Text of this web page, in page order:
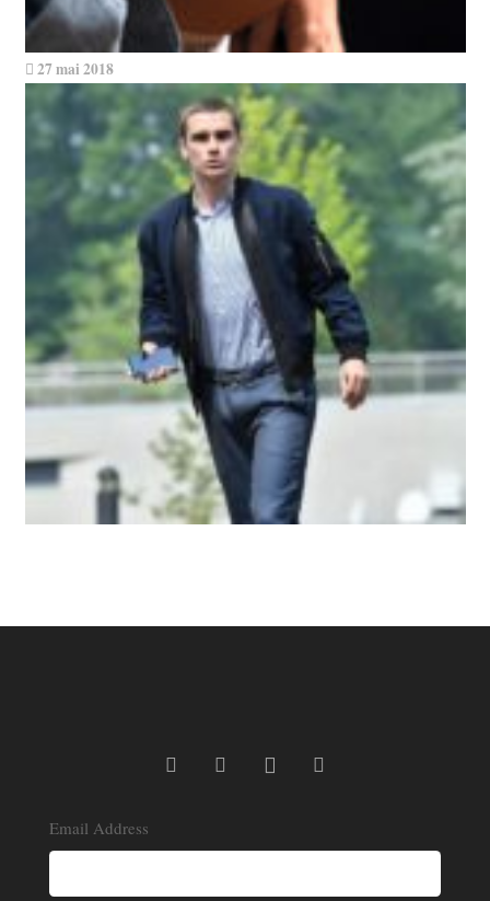
27 mai 2018
Email Address